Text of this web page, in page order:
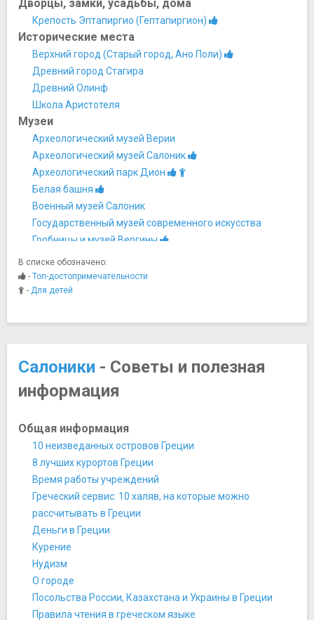
Дворцы, замки, усадьбы, дома
Крепость Эптапиргио (Гептапиргион)
Исторические места
Верхний город (Старый город, Ано Поли)
Древний город Стагира
Древний Олинф
Школа Аристотеля
Музеи
Археологический музей Верии
Археологический музей Салоник
Археологический парк Дион
Белая башня
Военный музей Салоник
Государственный музей современного искусства
Гробницы и музей Вергины
Еврейский музей
Македонский музей современного искусства
Музей Ататюрка в Салониках
Музей византийской культуры
поствизантийских музыкальных инструментов
Музей кинематографа в Салониках
Муниципальная художественная галерея
Научный центр и музей технологии
Олимпийский музей
Ночная жизнь, рестораны, кабаре
Кондитерская Trigona Elenidis
Ночной клуб Vogue
Ресторан Mavri Thalassa
Ресторан Ouzou Melathron
Ресторан Zythos
Таверна "1901"
Памятники, скульптуры, статуи
Арка и гробница Галерия
В списке обозначено:
- Топ-достопримечательности
- Для детей
Салоники - Советы и полезная
информация
Общая информация
10 неизведанных островов Греции
8 лучших курортов Греции
Время работы учреждений
Греческий сервис: 10 халяв, на которые можно
рассчитывать в Греции
Деньги в Греции
Курение
Нудизм
О городе
Посольства России, Казахстана и Украины в Греции
Правила чтения в греческом языке